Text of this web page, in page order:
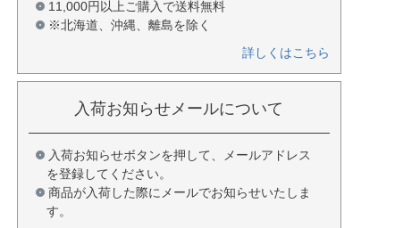
11,000円以上ご購入で送料無料
※北海道、沖縄、離島を除く
詳しくはこちら
入荷お知らせメールについて
入荷お知らせボタンを押して、メールアドレス
を登録してください。
商品が入荷した際にメールでお知らせいたしま
す。